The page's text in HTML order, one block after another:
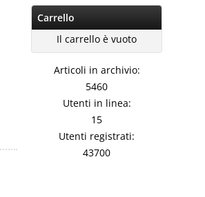
Carrello
Il carrello è vuoto
Articoli in archivio:
5460
Utenti in linea:
15
Utenti registrati:
43700